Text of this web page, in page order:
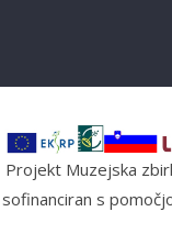
Projekt Muzejska
sofinanciran s